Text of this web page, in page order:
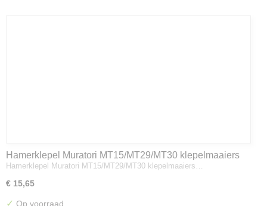
Hamerklepel Muratori MT15/MT29/MT30 klepelmaaiers
Hamerklepel Muratori MT15/MT29/MT30 klepelmaaiers…
€ 15,65
✓ Op voorraad